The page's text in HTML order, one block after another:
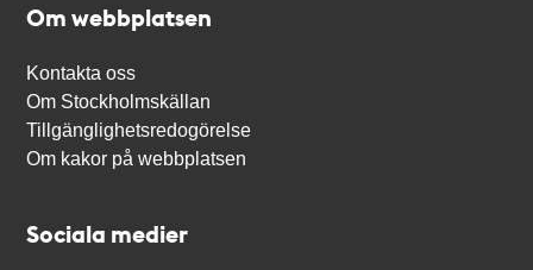
Om webbplatsen
Kontakta oss
Om Stockholmskällan
Tillgänglighetsredogörelse
Om kakor på webbplatsen
Sociala medier